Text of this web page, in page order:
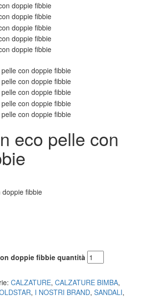
eco pelle con
doppie fibbie
doppie fibbie quantità
CALZATURE, CALZATURE BIMBA,
, I NOSTRI BRAND, SANDALI,